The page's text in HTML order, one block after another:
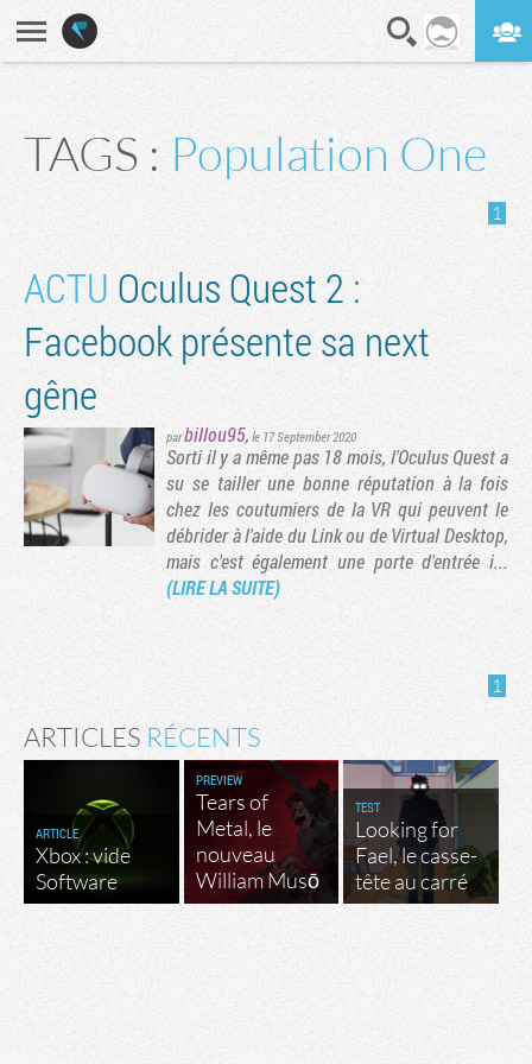
TAGS : Population One
1
ACTU Oculus Quest 2 :
Facebook présente sa next
gêne
parbillou95, le 17 September 2020
Sorti il y a même pas 18 mois, l'Oculus Quest a
su se tailler une bonne réputation à la fois
chez les coutumiers de la VR qui peuvent le
débrider à l'aide du Link ou de Virtual Desktop,
mais c'est également une porte d'entrée i...
(LIRE LA SUITE)
1
ARTICLES RÉCENTS
ARTICLE
Xbox : vide
Software
PREVIEW
Tears of
Metal, le
nouveau
William Musō
TEST
Looking for
Fael, le casse-
tête au carré
Tribune